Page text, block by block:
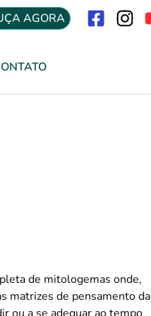
AGORA
de mitologemas onde,
matrizes de pensamento da